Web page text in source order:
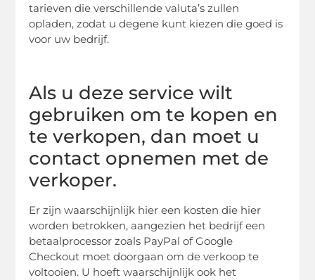
tarieven die verschillende valuta’s zullen
opladen, zodat u degene kunt kiezen die goed is
voor uw bedrijf.
Als u deze service wilt
gebruiken om te kopen en
te verkopen, dan moet u
contact opnemen met de
verkoper.
Er zijn waarschijnlijk hier een kosten die hier
worden betrokken, aangezien het bedrijf een
betaalprocessor zoals PayPal of Google
Checkout moet doorgaan om de verkoop te
voltooien. U hoeft waarschijnlijk ook het